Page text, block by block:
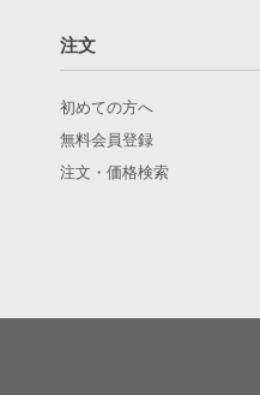
注文
初めての方へ
無料会員登録
注文・価格検索